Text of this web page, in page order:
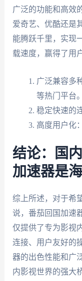
广泛的功能和高效
爱奇艺、优酷还是
能腾跃千里，实现
载速度，赢得了用
广泛兼容多
等热门平台。
稳定快速的
高度用户化
结论：国
加速器是
综上所述，对于希
说，番茄回国加速
仅提供了专为影视
连接、用户友好的
器的出色性能和广
内影视世界的强大